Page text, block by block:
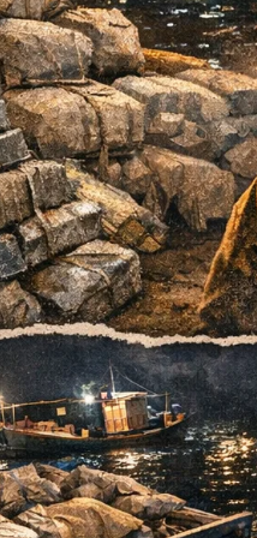
Strategi PPP
Ganjar dan Gus
Di Berita, Politik |